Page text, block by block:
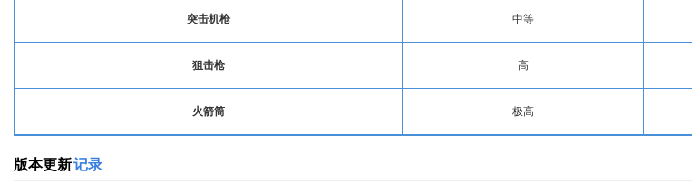
突击机枪 中等
狙击枪 高
火箭筒 极高
版本更新记录